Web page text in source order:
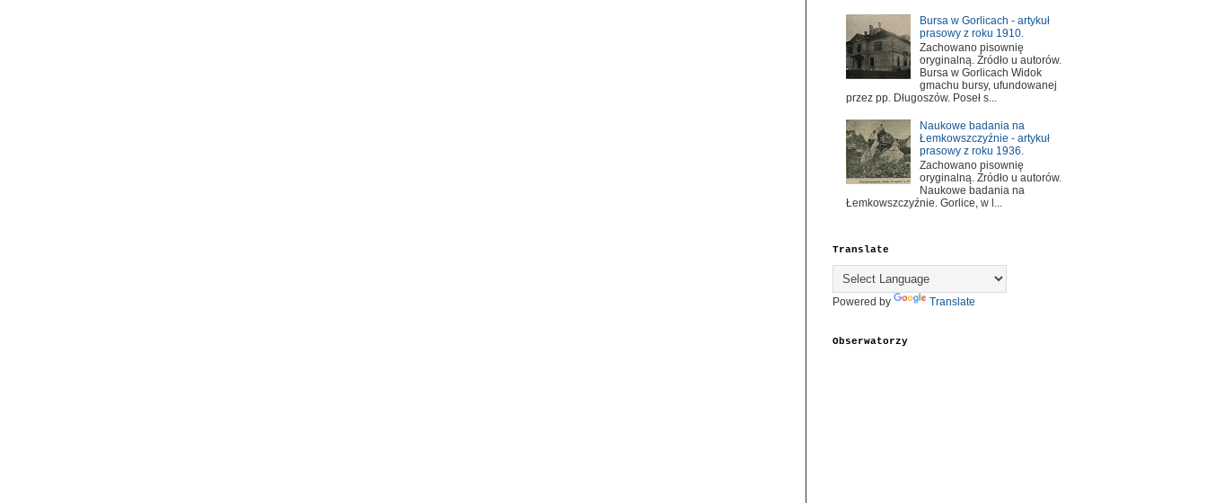
Bursa w Gorlicach - artykuł
prasowy z roku 1910.
Zachowano pisownię
oryginalną. Źródło u autorów.
Bursa w Gorlicach Widok
gmachu bursy, ufundowanej
przez pp. Długoszów. Poseł s...
Naukowe badania na
Łemkowszczyźnie - artykuł
prasowy z roku 1936.
Zachowano pisownię
oryginalną. Źródło u autorów.
Naukowe badania na
Łemkowszczyźnie. Gorlice, w l...
Translate
Powered by Translate
Obserwatorzy